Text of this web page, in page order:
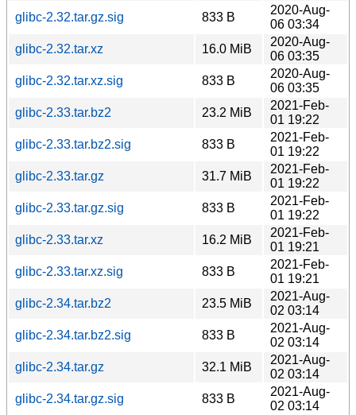
glibc-2.32.tar.gz.sig
833 B
2020-Aug-
06 03:34
glibc-2.32.tar.xz
16.0 MiB
2020-Aug-
06 03:35
glibc-2.32.tar.xz.sig
833 B
2020-Aug-
06 03:35
glibc-2.33.tar.bz2
23.2 MiB
2021-Feb-
01 19:22
glibc-2.33.tar.bz2.sig
833 B
2021-Feb-
01 19:22
glibc-2.33.tar.gz
31.7 MiB
2021-Feb-
01 19:22
glibc-2.33.tar.gz.sig
833 B
2021-Feb-
01 19:22
glibc-2.33.tar.xz
16.2 MiB
2021-Feb-
01 19:21
glibc-2.33.tar.xz.sig
833 B
2021-Feb-
01 19:21
glibc-2.34.tar.bz2
23.5 MiB
2021-Aug-
02 03:14
glibc-2.34.tar.bz2.sig
833 B
2021-Aug-
02 03:14
glibc-2.34.tar.gz
32.1 MiB
2021-Aug-
02 03:14
glibc-2.34.tar.gz.sig
833 B
2021-Aug-
02 03:14